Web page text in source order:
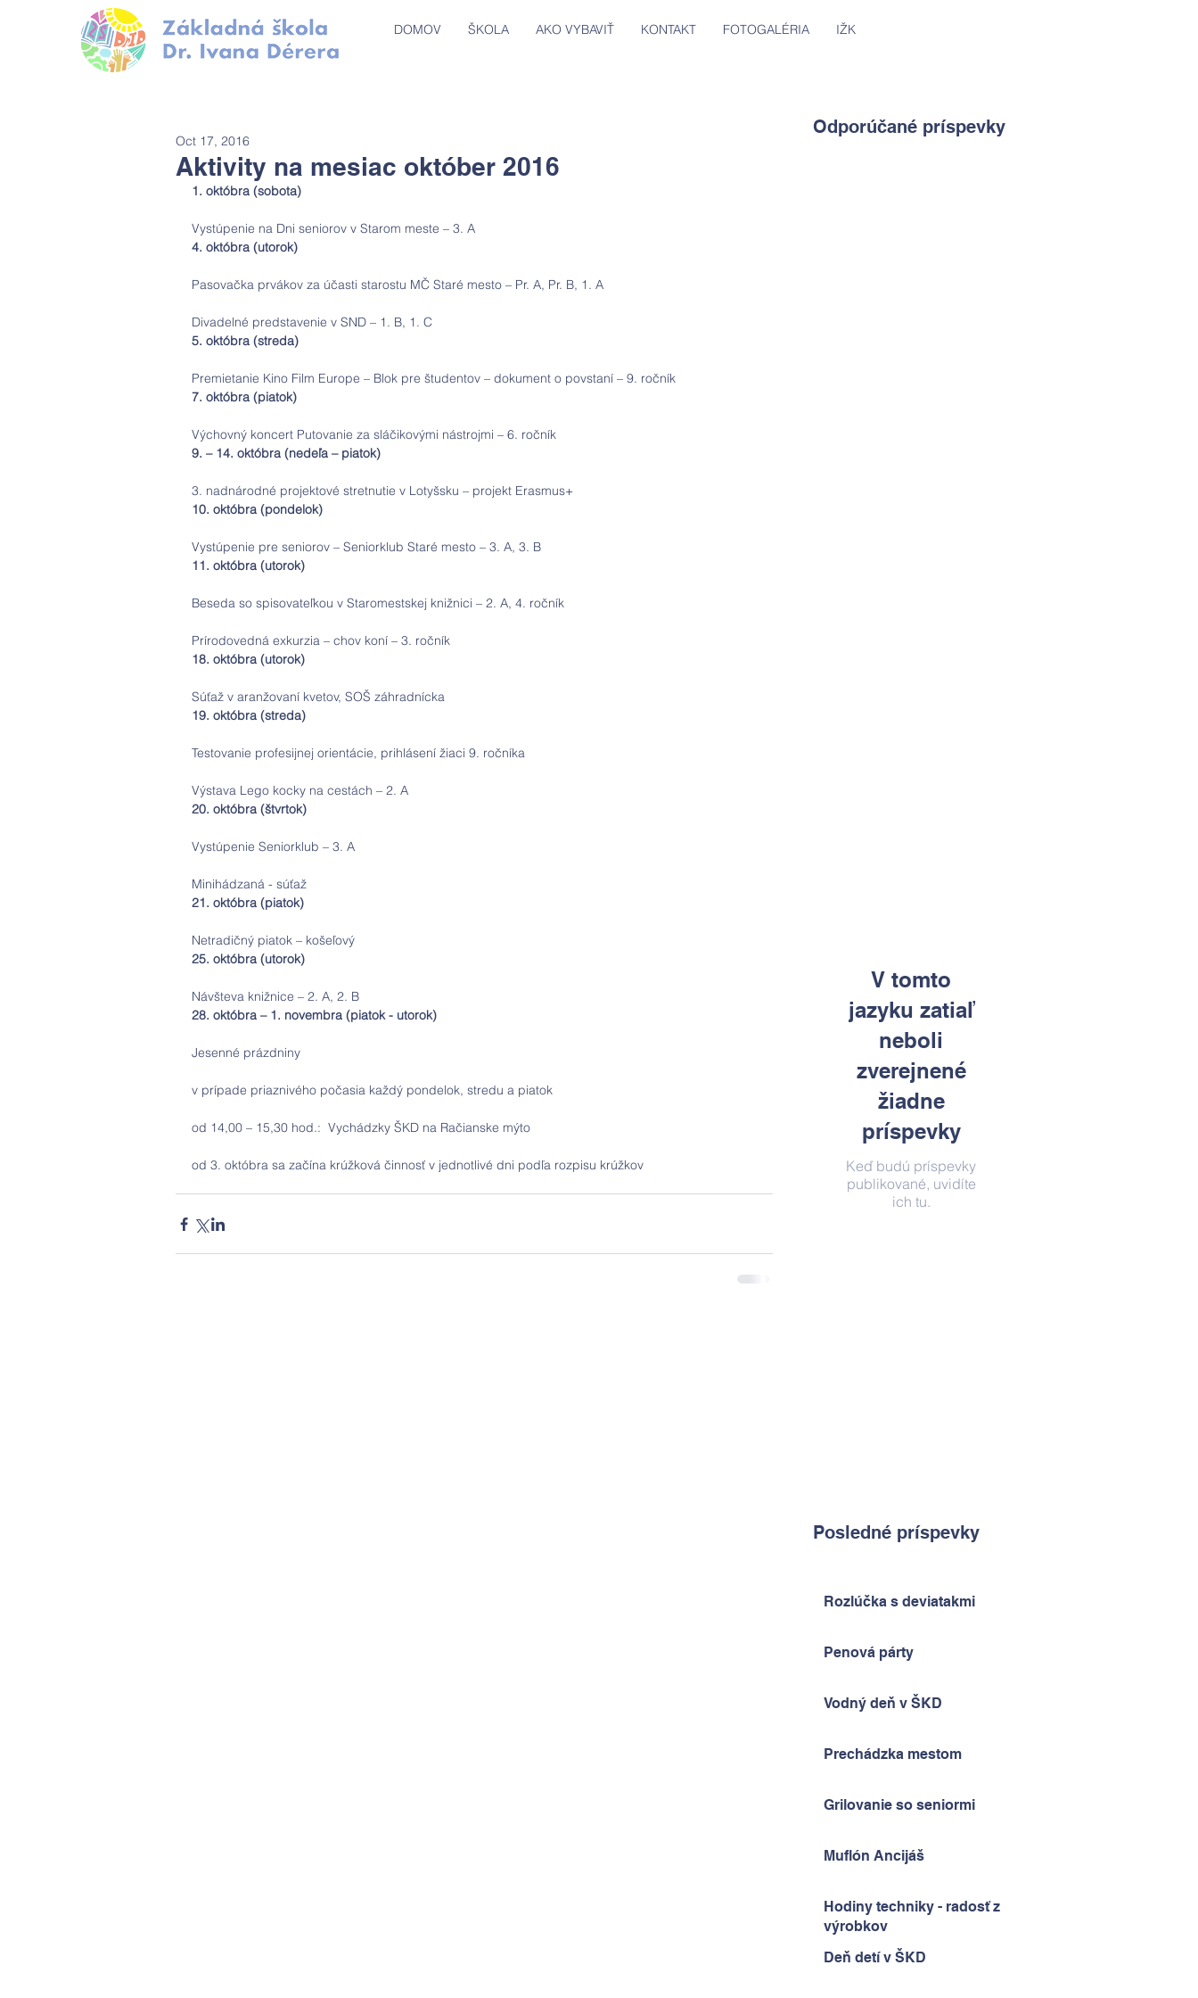
DOMOV ŠKOLA AKO VYBAVIŤ KONTAKT FOTOGALÉRIA IŽK
Odporúčané príspevky
V tomto
jazyku zatiaľ
neboli
zverejnené
žiadne
príspevky
Keď budú príspevky
publikované, uvidíte
ich tu.
Posledné príspevky
Rozlúčka s deviatakmi
Penová párty
Vodný deň v ŠKD
Prechádzka mestom
Grilovanie so seniormi
Muflón Ancijáš
Hodiny techniky - radosť z
výrobkov
Deň detí v ŠKD
Aktivity na mesiac október 2016
Oct 17, 2016
1. októbra (sobota)
Vystúpenie na Dni seniorov v Starom meste – 3. A
4. októbra (utorok)
Pasovačka prvákov za účasti starostu MČ Staré mesto – Pr. A, Pr. B, 1. A
Divadelné predstavenie v SND – 1. B, 1. C
5. októbra (streda)
Premietanie Kino Film Europe – Blok pre študentov – dokument o povstaní – 9. ročník
7. októbra (piatok)
Výchovný koncert Putovanie za sláčikovými nástrojmi – 6. ročník
9. – 14. októbra (nedeľa – piatok)
3. nadnárodné projektové stretnutie v Lotyšsku – projekt Erasmus+
10. októbra (pondelok)
Vystúpenie pre seniorov – Seniorklub Staré mesto – 3. A, 3. B
11. októbra (utorok)
Beseda so spisovateľkou v Staromestskej knižnici – 2. A, 4. ročník
Prírodovedná exkurzia – chov koní – 3. ročník
18. októbra (utorok)
Súťaž v aranžovaní kvetov, SOŠ záhradnícka
19. októbra (streda)
Testovanie profesijnej orientácie, prihlásení žiaci 9. ročníka
Výstava Lego kocky na cestách – 2. A
20. októbra (štvrtok)
Vystúpenie Seniorklub – 3. A
Minihádzaná - súťaž
21. októbra (piatok)
Netradičný piatok – košeľový
25. októbra (utorok)
Návšteva knižnice – 2. A, 2. B
28. októbra – 1. novembra (piatok - utorok)
Jesenné prázdniny
v prípade priaznivého počasia každý pondelok, stredu a piatok
od 14,00 – 15,30 hod.:  Vychádzky ŠKD na Račianske mýto
od 3. októbra sa začína krúžková činnosť v jednotlivé dni podľa rozpisu krúžkov